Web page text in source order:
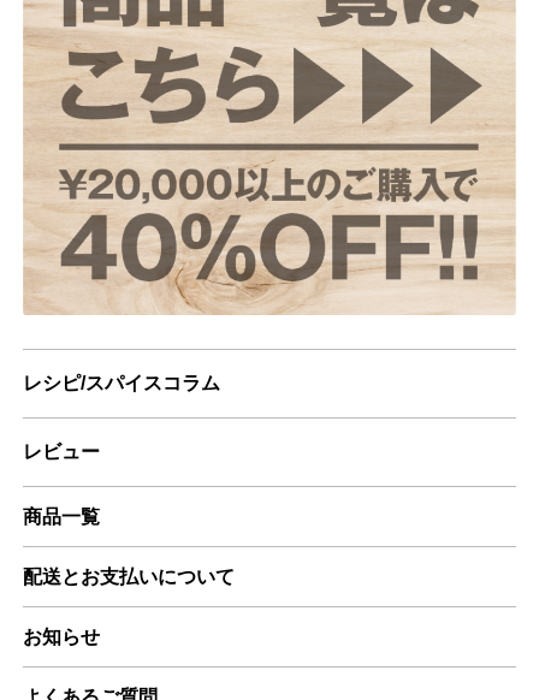
レシピ/スパイスコラム
レビュー
商品一覧
配送とお支払いについて
お知らせ